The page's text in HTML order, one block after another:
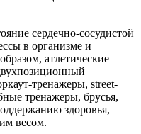
сердечно-сосудистой
в организме и
атлетические
тренажеры, street-
тренажеры, брусья,
здоровья,
весом.